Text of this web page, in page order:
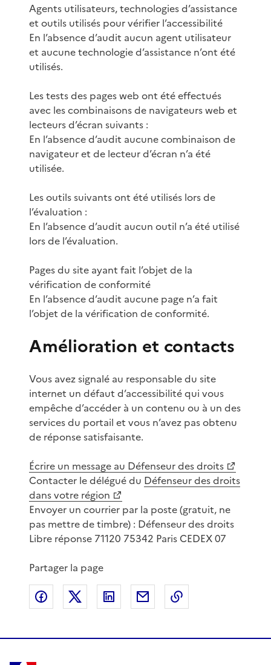
Agents utilisateurs, technologies d’assistance
et outils utilisés pour vérifier l’accessibilité
En l’absence d’audit aucun agent utilisateur
et aucune technologie d’assistance n’ont été
utilisés.
Les tests des pages web ont été effectués
avec les combinaisons de navigateurs web et
lecteurs d’écran suivants :
En l’absence d’audit aucune combinaison de
navigateur et de lecteur d’écran n’a été
utilisée.
Les outils suivants ont été utilisés lors de
l’évaluation :
En l’absence d’audit aucun outil n’a été utilisé
lors de l’évaluation.
Pages du site ayant fait l’objet de la
vérification de conformité
En l’absence d’audit aucune page n’a fait
l’objet de la vérification de conformité.
Amélioration et contacts
Vous avez signalé au responsable du site
internet un défaut d’accessibilité qui vous
empêche d’accéder à un contenu ou à un des
services du portail et vous n’avez pas obtenu
de réponse satisfaisante.
Écrire un message au Défenseur des droits
Contacter le délégué du Défenseur des droits
dans votre région
Envoyer un courrier par la poste (gratuit, ne
pas mettre de timbre) : Défenseur des droits
Libre réponse 71120 75342 Paris CEDEX 07
Partager la page
Partager sur Facebook
Partager sur XPartager sur LinkedIn
Partager par email